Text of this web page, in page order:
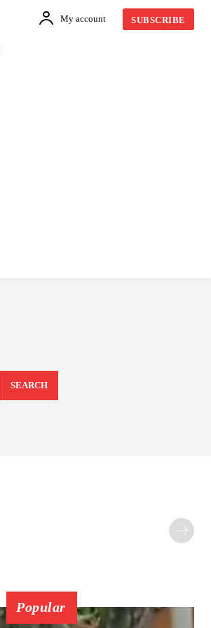
My account SUBSCRIBE
SEARCH
Popular